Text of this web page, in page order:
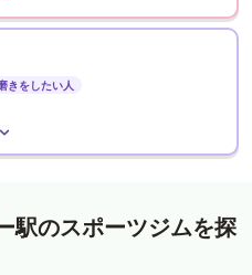
きをしたい人
駅のスポーツジムを探